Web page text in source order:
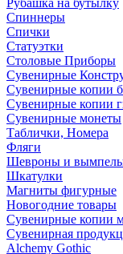
Рубашка на бутылку
Спиннеры
Спички
Статуэтки
Столовые Приборы
Сувенирные
Сувенирные копии
Сувенирные копии
Сувенирные монеты
Таблички, Номера
Фляги
Шевроны и
Шкатулки
Магниты фигурные
Новогодние товары
Сувенирные копии
Сувенирная
Alchemy Gothic